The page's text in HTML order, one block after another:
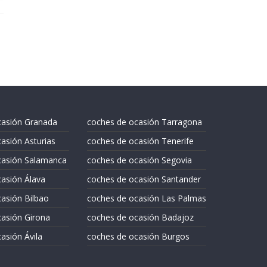
Granada
Asturias
Salamanca
Álava
Bilbao
Girona
Ávila
coches de ocasión Tarragona
coches de ocasión Tenerife
coches de ocasión Segovia
coches de ocasión Santander
coches de ocasión Las Palmas
coches de ocasión Badajoz
coches de ocasión Burgos